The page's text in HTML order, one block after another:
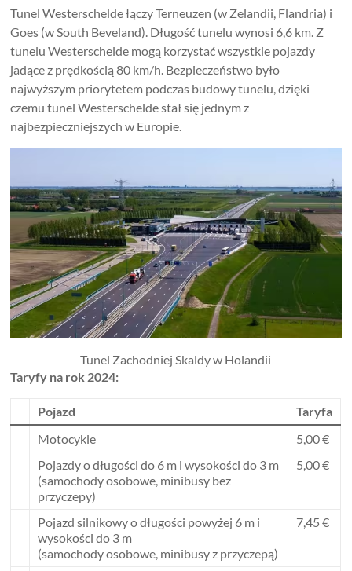
Tunel Westerschelde łączy Terneuzen (w Zelandii, Flandria) i
Goes (w South Beveland). Długość tunelu wynosi 6,6 km. Z
tunelu Westerschelde mogą korzystać wszystkie pojazdy
jadące z prędkością 80 km/h. Bezpieczeństwo było
najwyższym priorytetem podczas budowy tunelu, dzięki
czemu tunel Westerschelde stał się jednym z
najbezpieczniejszych w Europie.
Tunel Zachodniej Skaldy w Holandii
Taryfy na rok 2024:
Pojazd
Taryfa
Motocykle
5,00 €
Pojazdy o długości do 6 m i wysokości do 3 m
(samochody osobowe, minibusy bez
przyczepy)
5,00 €
Pojazd silnikowy o długości powyżej 6 m i
wysokości do 3 m
(samochody osobowe, minibusy z przyczepą)
7,45 €